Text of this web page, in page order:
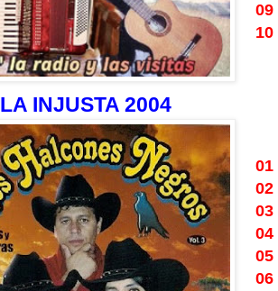
09
LA INJUSTA 2004
01
02
03
04
05
06